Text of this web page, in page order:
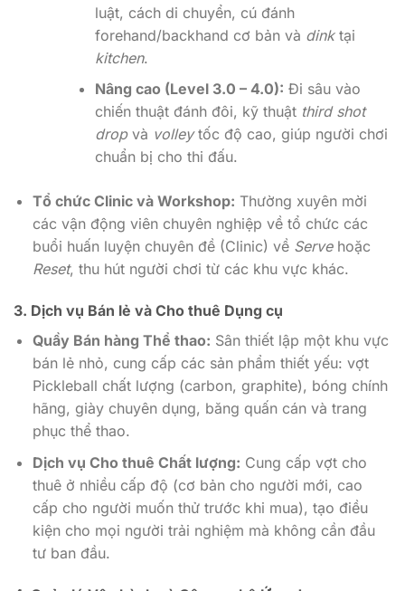
luật, cách di chuyển, cú đánh
forehand/backhand cơ bản và dinktại
kitchen.
Nâng cao (Level 3.0 – 4.0): Đi sâu vào
chiến thuật đánh đôi, kỹ thuật third shot
dropvà volleytốc độ cao, giúp người chơi
chuẩn bị cho thi đấu.
Tổ chức Clinic và Workshop: Thường xuyên mời
các vận động viên chuyên nghiệp về tổ chức các
buổi huấn luyện chuyên đề (Clinic) về Servehoặc
Reset, thu hút người chơi từ các khu vực khác.
3. Dịch vụ Bán lẻ và Cho thuê Dụng cụ
Quầy Bán hàng Thể thao: Sân thiết lập một khu vực
bán lẻ nhỏ, cung cấp các sản phẩm thiết yếu: vợt
Pickleball chất lượng (carbon, graphite), bóng chính
hãng, giày chuyên dụng, băng quấn cán và trang
phục thể thao.
Dịch vụ Cho thuê Chất lượng: Cung cấp vợt cho
thuê ở nhiều cấp độ (cơ bản cho người mới, cao
cấp cho người muốn thử trước khi mua), tạo điều
kiện cho mọi người trải nghiệm mà không cần đầu
tư ban đầu.